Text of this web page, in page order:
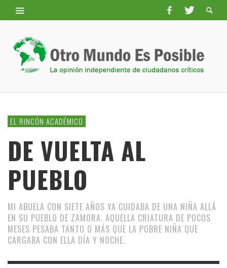
EL RINCÓN ACADÉMICO
DE VUELTA AL
PUEBLO
MI ABUELA CON SIETE AÑOS YA CUIDABA DE UNA NIÑA ALLÁ
EN SU PUEBLO DE ZAMORA. AQUELLA CRIATURA DE POCOS
MESES PESABA TANTO O MÁS QUE LA POBRE NIÑA QUE
CARGABA CON ELLA DÍA Y NOCHE.